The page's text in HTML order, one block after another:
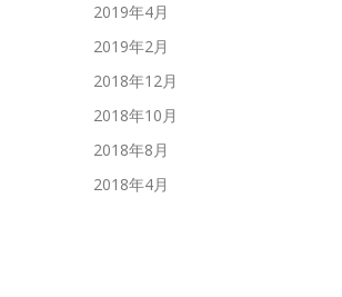
2019年4月
2019年2月
2018年12月
2018年10月
2018年8月
2018年4月